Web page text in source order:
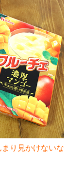
り見かけないな